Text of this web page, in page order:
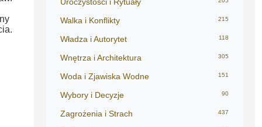
Walka i Konflikty 215
Władza i Autorytet 118
Wnętrza i Architektura 305
Woda i Zjawiska Wodne 151
Wybory i Decyzje 90
Zagrożenia i Strach 437